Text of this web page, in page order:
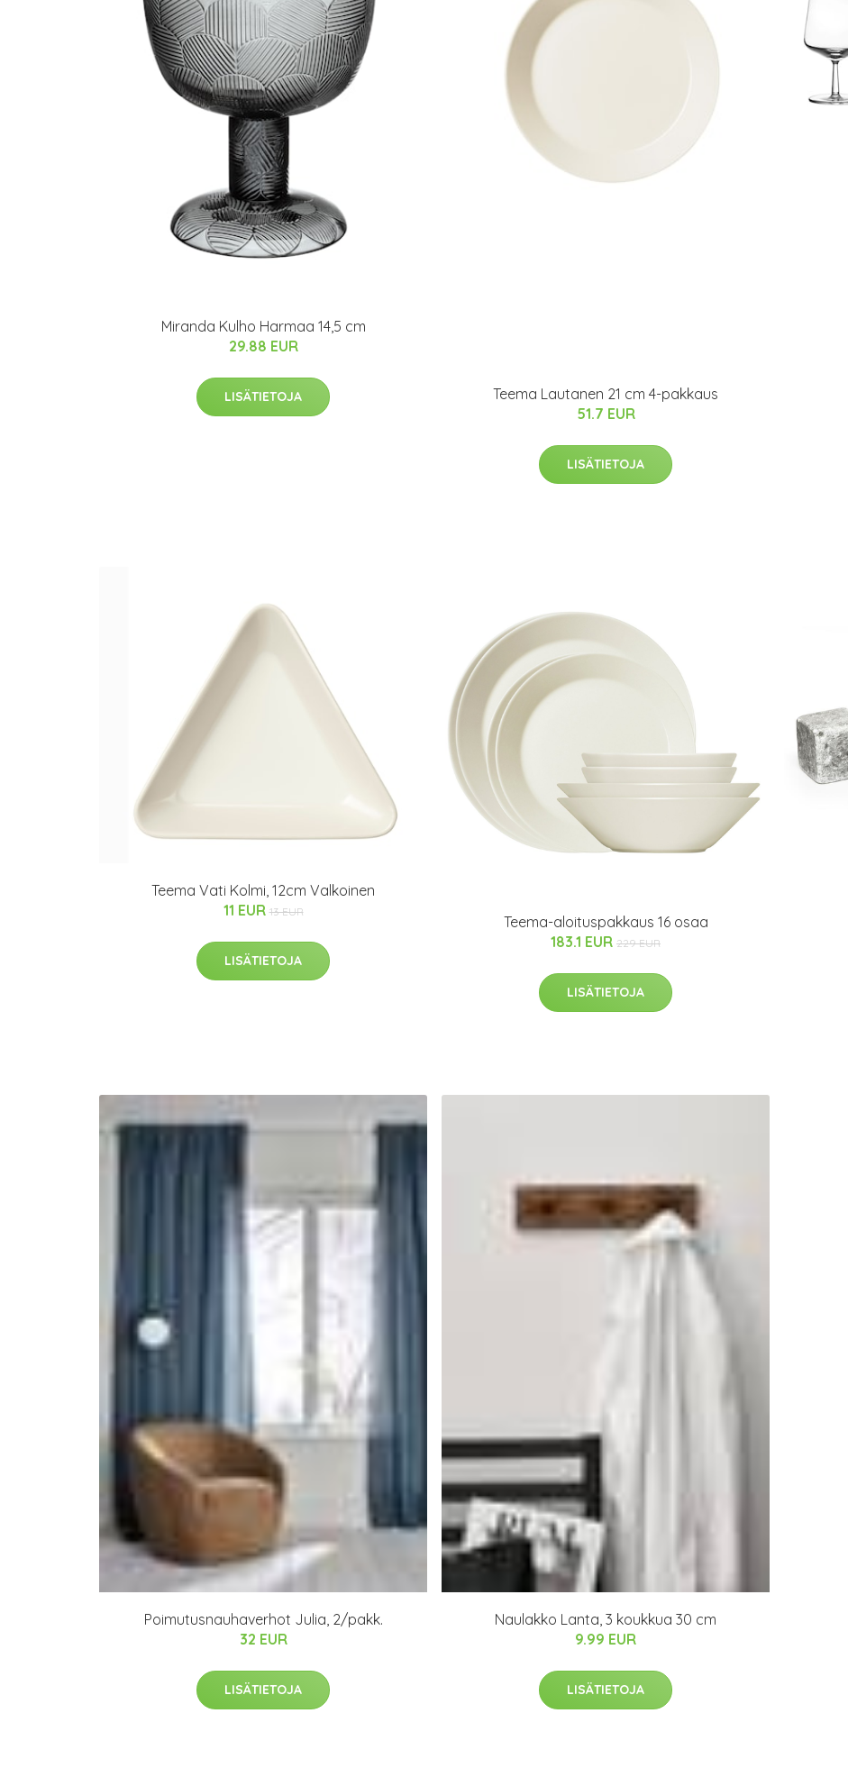
Miranda Kulho Harmaa 14,5 cm
29.88 EUR
LISÄTIETOJA
Teema Lautanen 21 cm 4-pakkaus
51.7 EUR
LISÄTIETOJA
Teema Vati Kolmi, 12cm Valkoinen
11 EUR 13 EUR
LISÄTIETOJA
Teema-aloituspakkaus 16 osaa
183.1 EUR 229 EUR
LISÄTIETOJA
Poimutusnauhaverhot Julia, 2/pakk.
32 EUR
LISÄTIETOJA
Naulakko Lanta, 3 koukkua 30 cm
9.99 EUR
LISÄTIETOJA